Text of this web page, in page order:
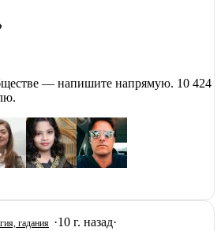
— напишите напрямую. 10 424
гадания ·10 г. назад·